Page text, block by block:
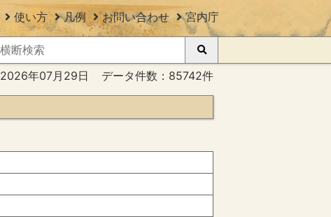
使い方 凡例 お問い合わせ 宮内庁
2026年07月29日 データ件数：85742件